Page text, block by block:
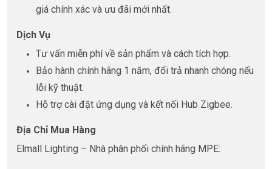
giá chính xác và ưu đãi mới nhất.
Dịch Vụ
Tư vấn miễn phí về sản phẩm và cách tích hợp.
Bảo hành chính hãng 1 năm, đổi trả nhanh chóng nếu
lỗi kỹ thuật.
Hỗ trợ cài đặt ứng dụng và kết nối Hub Zigbee.
Địa Chỉ Mua Hàng
Elmall Lighting – Nhà phân phối chính hãng MPE: